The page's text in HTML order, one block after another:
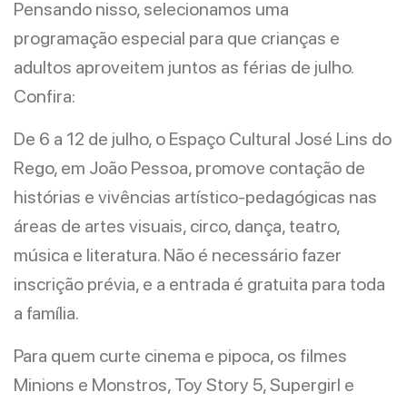
Pensando nisso, selecionamos uma
programação especial para que crianças e
adultos aproveitem juntos as férias de julho.
Confira:
De 6 a 12 de julho, o Espaço Cultural José Lins do
Rego, em João Pessoa, promove contação de
histórias e vivências artístico-pedagógicas nas
áreas de artes visuais, circo, dança, teatro,
música e literatura. Não é necessário fazer
inscrição prévia, e a entrada é gratuita para toda
a família.
Para quem curte cinema e pipoca, os filmes
Minions e Monstros, Toy Story 5, Supergirl e